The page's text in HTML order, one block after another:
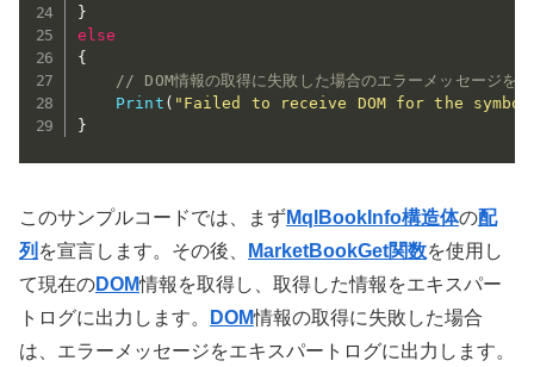
}
else
{
// DOM情報の取得に失敗した場合のエラーメッセージを
Print ( "Failed to receive DOM for the
}
このサンプルコードでは、まずMqlBookInfo構造体の配
列 を宣言します。その後、 MarketBookGet関数を使用し
て現在のDOM情報を取得し、取得した情報をエキスパー
トログに出力します。
DOM情報の取得に失敗した場合
は、エラーメッセージをエキスパートログに出力します。